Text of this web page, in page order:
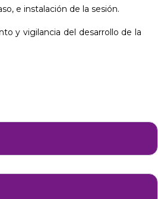
e instalación de la sesión.
y vigilancia del desarrollo de la